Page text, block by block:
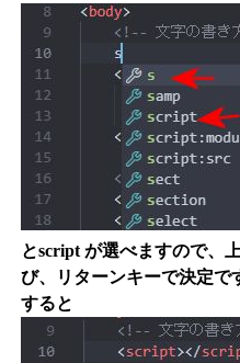
とscript が選べますので
び、リターンキーで決定で
すると